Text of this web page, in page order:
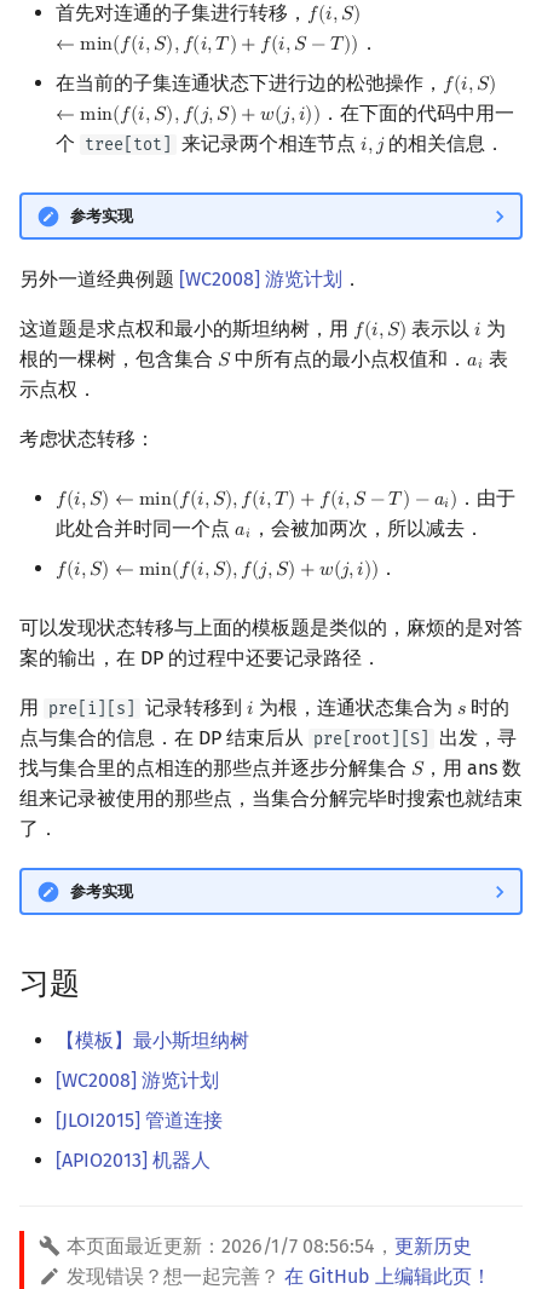
首先对连通的子集进行转移， 𝑓(𝑖,𝑆)
← min(𝑓(𝑖,𝑆),𝑓(𝑖,𝑇 ) + 𝑓(𝑖,𝑆 −𝑇 ))
f(i,S )←
．
在当前的子集连通状态下进行边的松弛操作， 𝑓(𝑖,𝑆)
← min(𝑓(𝑖,𝑆),𝑓(𝑗,𝑆) +𝑤(𝑗,𝑖))
f(i,S )←
．在下面的代码中用一
个 tree[tot] 来记录两个相连节点 𝑖,𝑗
i,j 的相关信息．
参考实现
另外一道经典例题 [WC2008] 游览计划 ．
这道题是求点权和最小的斯坦纳树，用 𝑓(𝑖,𝑆)
f(i,S ) 表示以𝑖
i 为
根的一棵树，包含集合 𝑆
S中所有点的最小点权值和．𝑎𝑖
ai 表
示点权．
考虑状态转移：
𝑓(𝑖,𝑆) ← min(𝑓(𝑖,𝑆),𝑓(𝑖,𝑇 ) + 𝑓(𝑖,𝑆 −𝑇 ) −𝑎𝑖)
f(i,S )← min(f(i,S),f( i,T)+f(i,S−T )−ai)
．由于
此处合并时同一个点 𝑎𝑖
ai ，会被加两次，所以减去．
𝑓(𝑖,𝑆) ← min(𝑓(𝑖,𝑆),𝑓(𝑗,𝑆) +𝑤(𝑗,𝑖))
f(i,S )← min(f(i,S),f( j,S) +w(j i)) ．
可以发现状态转移与上面的模板题是类似的，麻烦的是对答
案的输出，在 DP 的过程中还要记录路径．
用 pre[i][s] 记录转移到 𝑖
i 为根，连通状态集合为 𝑠
s 时的
点与集合的信息．在 DP 结束后从 pre[root][S]
出发，寻
找与集合里的点相连的那些点并逐步分解集合 𝑆
S，用 ans 数
组来记录被使用的那些点，当集合分解完毕时搜索也就结束
了．
参考实现
习题
【模板】最小斯坦纳树
[WC2008] 游览计划
[JLOI2015] 管道连接
[APIO2013] 机器人
本页面最近更新： 2026/1/7 08:56:54 ， 更新历史
发现错误？想一起完善？ 在 GitHub 上编辑此页！